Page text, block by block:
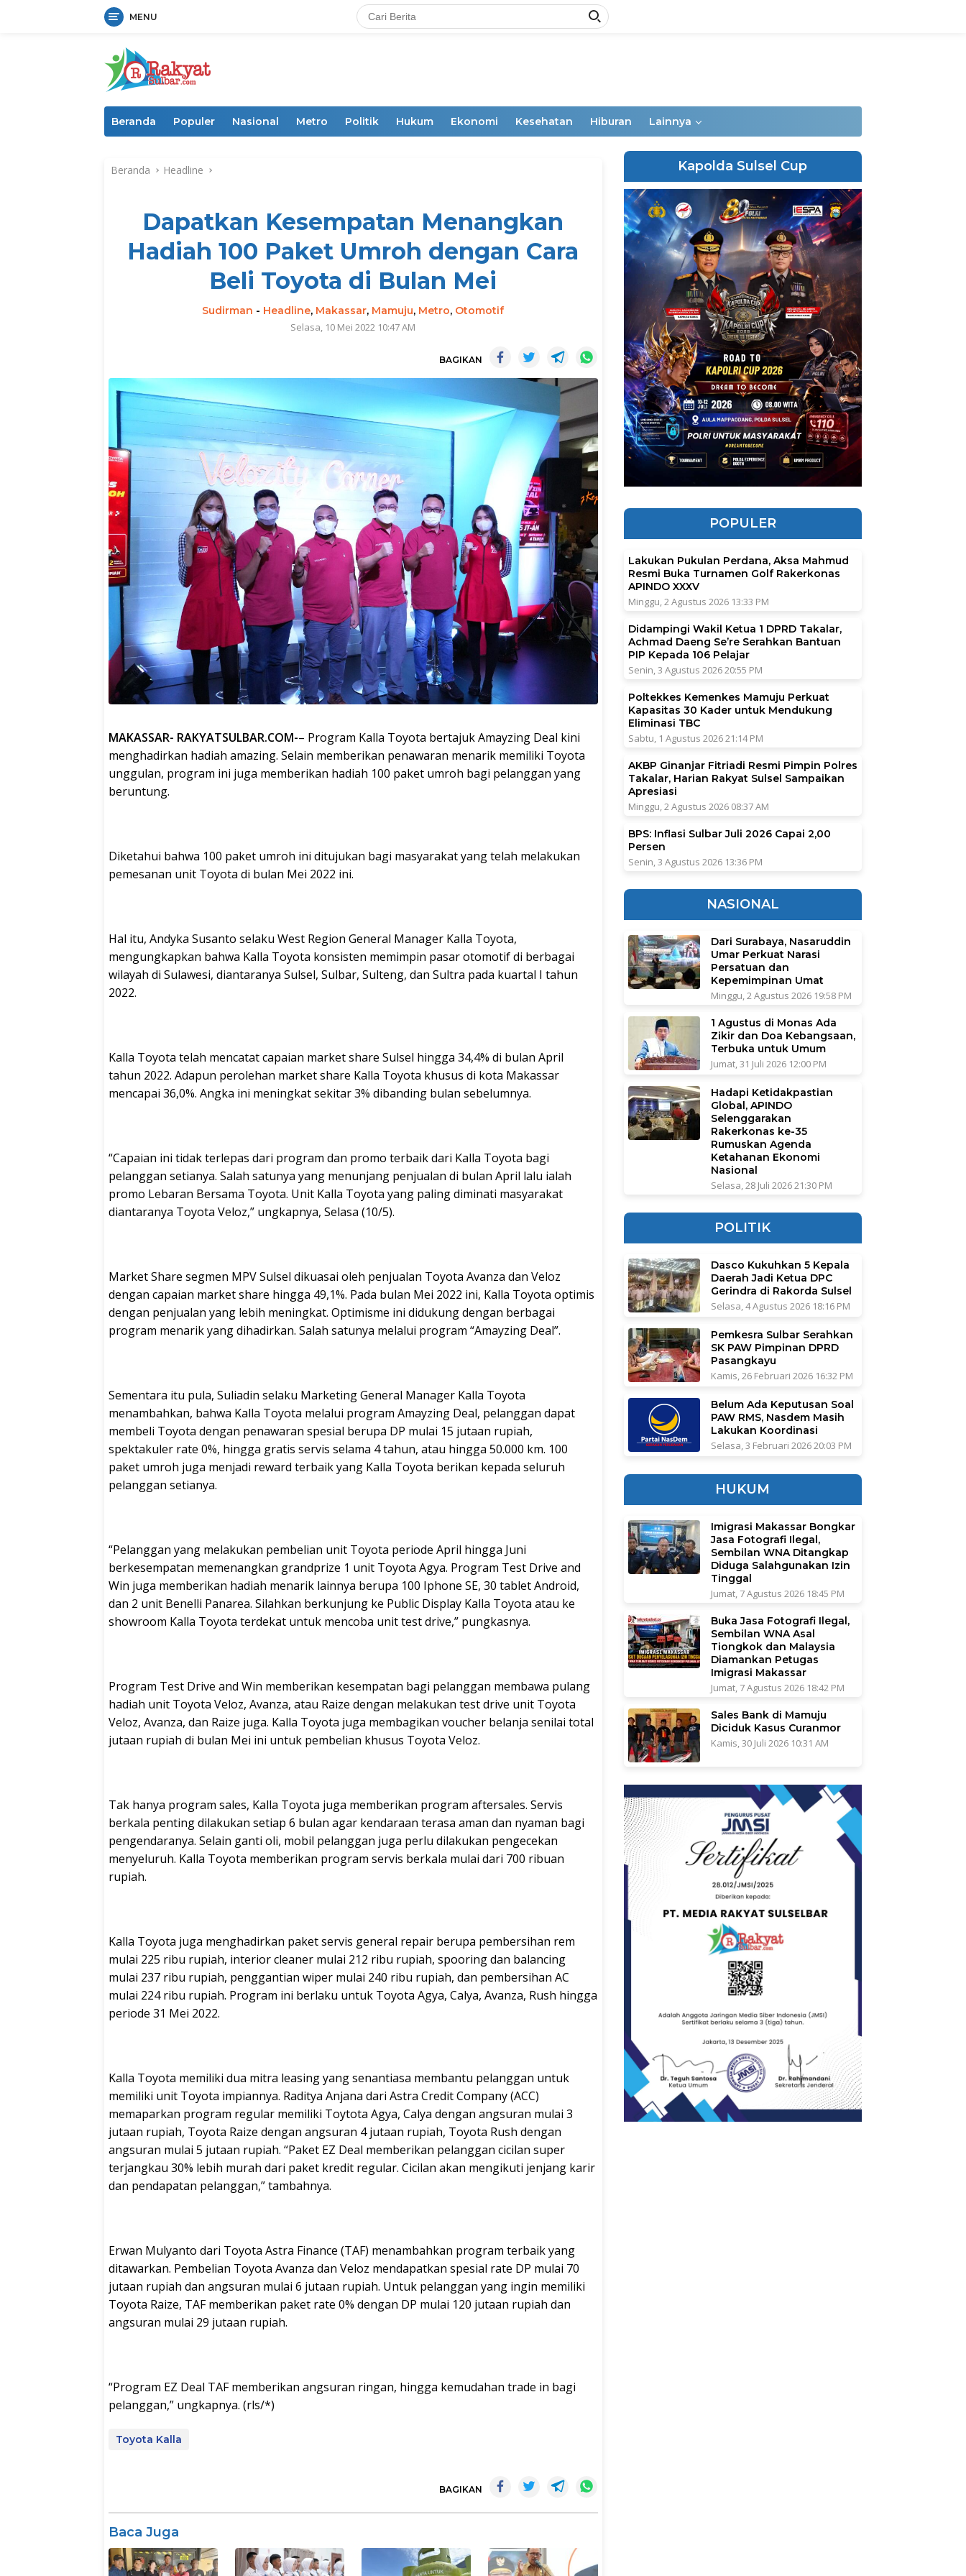
MENU
Beranda Populer Nasional Metro Politik Hukum Ekonomi Kesehatan Hiburan Lainnya
Beranda Headline
Dapatkan Kesempatan Menangkan
Hadiah 100 Paket Umroh dengan Cara
Beli Toyota di Bulan Mei
Sudirman - Headline, Makassar, Mamuju, Metro, Otomotif
Selasa, 10 Mei 2022 10:47 AM
BAGIKAN
MAKASSAR- RAKYATSULBAR.COM-– Program Kalla Toyota bertajuk Amayzing Deal kini
menghadirkan hadiah amazing. Selain memberikan penawaran menarik memiliki Toyota
unggulan, program ini juga memberikan hadiah 100 paket umroh bagi pelanggan yang
beruntung.
Diketahui bahwa 100 paket umroh ini ditujukan bagi masyarakat yang telah melakukan
pemesanan unit Toyota di bulan Mei 2022 ini.
Hal itu, Andyka Susanto selaku West Region General Manager Kalla Toyota,
mengungkapkan bahwa Kalla Toyota konsisten memimpin pasar otomotif di berbagai
wilayah di Sulawesi, diantaranya Sulsel, Sulbar, Sulteng, dan Sultra pada kuartal I tahun
2022.
Kalla Toyota telah mencatat capaian market share Sulsel hingga 34,4% di bulan April
tahun 2022. Adapun perolehan market share Kalla Toyota khusus di kota Makassar
mencapai 36,0%. Angka ini meningkat sekitar 3% dibanding bulan sebelumnya.
“Capaian ini tidak terlepas dari program dan promo terbaik dari Kalla Toyota bagi
pelanggan setianya. Salah satunya yang menunjang penjualan di bulan April lalu ialah
promo Lebaran Bersama Toyota. Unit Kalla Toyota yang paling diminati masyarakat
diantaranya Toyota Veloz,” ungkapnya, Selasa (10/5).
Market Share segmen MPV Sulsel dikuasai oleh penjualan Toyota Avanza dan Veloz
dengan capaian market share hingga 49,1%. Pada bulan Mei 2022 ini, Kalla Toyota optimis
dengan penjualan yang lebih meningkat. Optimisme ini didukung dengan berbagai
program menarik yang dihadirkan. Salah satunya melalui program “Amayzing Deal”.
Sementara itu pula, Suliadin selaku Marketing General Manager Kalla Toyota
menambahkan, bahwa Kalla Toyota melalui program Amayzing Deal, pelanggan dapat
membeli Toyota dengan penawaran spesial berupa DP mulai 15 jutaan rupiah,
spektakuler rate 0%, hingga gratis servis selama 4 tahun, atau hingga 50.000 km. 100
paket umroh juga menjadi reward terbaik yang Kalla Toyota berikan kepada seluruh
pelanggan setianya.
“Pelanggan yang melakukan pembelian unit Toyota periode April hingga Juni
berkesempatan memenangkan grandprize 1 unit Toyota Agya. Program Test Drive and
Win juga memberikan hadiah menarik lainnya berupa 100 Iphone SE, 30 tablet Android,
dan 2 unit Benelli Panarea. Silahkan berkunjung ke Public Display Kalla Toyota atau ke
showroom Kalla Toyota terdekat untuk mencoba unit test drive,” pungkasnya.
Program Test Drive and Win memberikan kesempatan bagi pelanggan membawa pulang
hadiah unit Toyota Veloz, Avanza, atau Raize dengan melakukan test drive unit Toyota
Veloz, Avanza, dan Raize juga. Kalla Toyota juga membagikan voucher belanja senilai total
jutaan rupiah di bulan Mei ini untuk pembelian khusus Toyota Veloz.
Tak hanya program sales, Kalla Toyota juga memberikan program aftersales. Servis
berkala penting dilakukan setiap 6 bulan agar kendaraan terasa aman dan nyaman bagi
pengendaranya. Selain ganti oli, mobil pelanggan juga perlu dilakukan pengecekan
menyeluruh. Kalla Toyota memberikan program servis berkala mulai dari 700 ribuan
rupiah.
Kalla Toyota juga menghadirkan paket servis general repair berupa pembersihan rem
mulai 225 ribu rupiah, interior cleaner mulai 212 ribu rupiah, spooring dan balancing
mulai 237 ribu rupiah, penggantian wiper mulai 240 ribu rupiah, dan pembersihan AC
mulai 224 ribu rupiah. Program ini berlaku untuk Toyota Agya, Calya, Avanza, Rush hingga
periode 31 Mei 2022.
Kalla Toyota memiliki dua mitra leasing yang senantiasa membantu pelanggan untuk
memiliki unit Toyota impiannya. Raditya Anjana dari Astra Credit Company (ACC)
memaparkan program regular memiliki Toytota Agya, Calya dengan angsuran mulai 3
jutaan rupiah, Toyota Raize dengan angsuran 4 jutaan rupiah, Toyota Rush dengan
angsuran mulai 5 jutaan rupiah. “Paket EZ Deal memberikan pelanggan cicilan super
terjangkau 30% lebih murah dari paket kredit regular. Cicilan akan mengikuti jenjang karir
dan pendapatan pelanggan,” tambahnya.
Erwan Mulyanto dari Toyota Astra Finance (TAF) menambahkan program terbaik yang
ditawarkan. Pembelian Toyota Avanza dan Veloz mendapatkan spesial rate DP mulai 70
jutaan rupiah dan angsuran mulai 6 jutaan rupiah. Untuk pelanggan yang ingin memiliki
Toyota Raize, TAF memberikan paket rate 0% dengan DP mulai 120 jutaan rupiah dan
angsuran mulai 29 jutaan rupiah.
“Program EZ Deal TAF memberikan angsuran ringan, hingga kemudahan trade in bagi
pelanggan,” ungkapnya. (rls/*)
Toyota Kalla
BAGIKAN
Baca Juga
Kapolda Sulsel Cup
POPULER
Lakukan Pukulan Perdana, Aksa Mahmud
Resmi Buka Turnamen Golf Rakerkonas
APINDO XXXV
Minggu, 2 Agustus 2026 13:33 PM
Didampingi Wakil Ketua 1 DPRD Takalar,
Achmad Daeng Se’re Serahkan Bantuan
PIP Kepada 106 Pelajar
Senin, 3 Agustus 2026 20:55 PM
Poltekkes Kemenkes Mamuju Perkuat
Kapasitas 30 Kader untuk Mendukung
Eliminasi TBC
Sabtu, 1 Agustus 2026 21:14 PM
AKBP Ginanjar Fitriadi Resmi Pimpin Polres
Takalar, Harian Rakyat Sulsel Sampaikan
Apresiasi
Minggu, 2 Agustus 2026 08:37 AM
BPS: Inflasi Sulbar Juli 2026 Capai 2,00
Persen
Senin, 3 Agustus 2026 13:36 PM
NASIONAL
Dari Surabaya, Nasaruddin
Umar Perkuat Narasi
Persatuan dan
Kepemimpinan Umat
Minggu, 2 Agustus 2026 19:58 PM
1 Agustus di Monas Ada
Zikir dan Doa Kebangsaan,
Terbuka untuk Umum
Jumat, 31 Juli 2026 12:00 PM
Hadapi Ketidakpastian
Global, APINDO
Selenggarakan
Rakerkonas ke-35
Rumuskan Agenda
Ketahanan Ekonomi
Nasional
Selasa, 28 Juli 2026 21:30 PM
POLITIK
Dasco Kukuhkan 5 Kepala
Daerah Jadi Ketua DPC
Gerindra di Rakorda Sulsel
Selasa, 4 Agustus 2026 18:16 PM
Pemkesra Sulbar Serahkan
SK PAW Pimpinan DPRD
Pasangkayu
Kamis, 26 Februari 2026 16:32 PM
Belum Ada Keputusan Soal
PAW RMS, Nasdem Masih
Lakukan Koordinasi
Selasa, 3 Februari 2026 20:03 PM
HUKUM
Imigrasi Makassar Bongkar
Jasa Fotografi Ilegal,
Sembilan WNA Ditangkap
Diduga Salahgunakan Izin
Tinggal
Jumat, 7 Agustus 2026 18:45 PM
Buka Jasa Fotografi Ilegal,
Sembilan WNA Asal
Tiongkok dan Malaysia
Diamankan Petugas
Imigrasi Makassar
Jumat, 7 Agustus 2026 18:42 PM
Sales Bank di Mamuju
Diciduk Kasus Curanmor
Kamis, 30 Juli 2026 10:31 AM